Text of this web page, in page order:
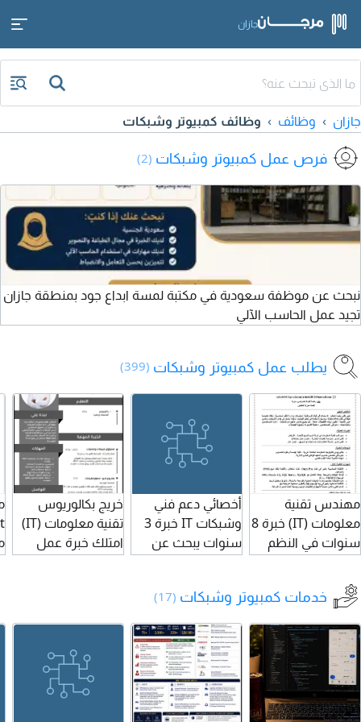
جازان
جازان وظائف وظائف كمبيوتر وشبكات
فرص عمل كمبيوتر وشبكات (2)
نبحث عن موظفة سعودية في مكتبة لمسة ابداع جود بمنطقة جازان
تجيد عمل الحاسب الآلي
يطلب عمل كمبيوتر وشبكات (399)
مهندس تقنية
معلومات (IT) خبرة 8
سنوات في النظم
أخصائي دعم فني
وشبكات IT خبرة 3
سنوات يبحث عن
سنوات في إدارة
الشبكات والدعم
الفني المباشر
للموظفين والاجهزة
المهارات اعداد
وتحديد مشاكل
الشبكات، Mikrotik
خريج بكالوريوس
تقنية معلومات (IT)
امتلك خبرة عمل
تشغيل أنظمة أل
وقابلة لنقل
خدمات كمبيوتر وشبكات (17)